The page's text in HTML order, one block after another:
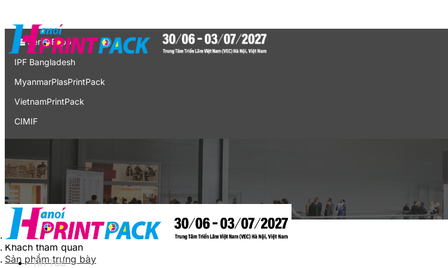
Expo
Serial Expo
IPF Bangladesh
MyanmarPlasPrintPack
VietnamPrintPack
CIMIF
Vietnam Expo
Triển lãm thương mại tại Việt Nam
English
Tin Tức
Trang chủ
Khách tham quan
Sản phẩm trưng bày